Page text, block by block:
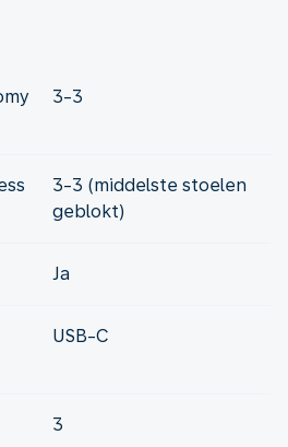
3-3
3-3 (middelste stoelen
geblokt)
Ja
USB-C
3